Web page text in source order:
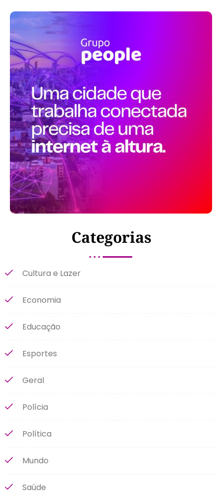
Categorias
Cultura e Lazer
Economia
Educação
Esportes
Geral
Polícia
Política
Mundo
Saúde